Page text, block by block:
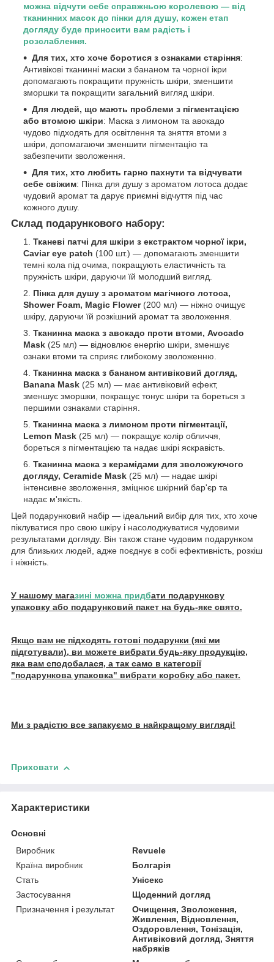
можна відчути себе справжньою королевою — від
тканинних масок до пінки для душу, кожен етап
догляду буде приносити вам радість і
розслаблення.
Для тих, хто хоче боротися з ознаками старіння:
Антивікові тканинні маски з бананом та чорної ікри
допомагають покращити пружність шкіри, зменшити
зморшки та покращити загальний вигляд шкіри.
Для людей, що мають проблеми з пігментацією
або втомою шкіри: Маска з лимоном та авокадо
чудово підходять для освітлення та зняття втоми з
шкіри, допомагаючи зменшити пігментацію та
забезпечити зволоження.
Для тих, хто любить гарно пахнути та відчувати
себе свіжим: Пінка для душу з ароматом лотоса додає
чудовий аромат та дарує приємні відчуття під час
кожного душу.
Склад подарункового набору:
Тканеві патчі для шкіри з екстрактом чорної ікри,
Caviar eye patch (100 шт.) — допомагають зменшити
темні кола під очима, покращують еластичність та
пружність шкіри, даруючи їй молодший вигляд.
Пінка для душу з ароматом магічного лотоса,
Shower Foam, Magic Flower(200 мл) — ніжно очищує
шкіру, даруючи їй розкішний аромат та зволоження.
Тканинна маска з авокадо проти втоми, Avocado
Mask (25 мл) — відновлює енергію шкіри, зменшує
ознаки втоми та сприяє глибокому зволоженню.
Тканинна маска з бананом антивіковий догляд,
Banana Mask (25 мл) — має антивіковий ефект,
зменшує зморшки, покращує тонус шкіри та бореться з
першими ознаками старіння.
Тканинна маска з лимоном проти пігментації,
Lemon Mask (25 мл) — покращує колір обличчя,
бореться з пігментацією та надає шкірі яскравість.
Тканинна маска з керамідами для зволожуючого
догляду, Ceramide Mask (25 мл) — надає шкірі
інтенсивне зволоження, зміцнює шкірний бар'єр та
надає м'якість.
Цей подарунковий набір — ідеальний вибір для тих, хто хоче
піклуватися про свою шкіру і насолоджуватися чудовими
результатами догляду. Він також стане чудовим подарунком
для близьких людей, адже поєднує в собі ефективність, розкіш
і ніжність.
У нашому магазині можна придбати подарункову
упаковку або подарунковий пакет на будь-яке свято.
Якщо вам не підходять готові подарунки (які ми
підготували), ви можете вибрати будь-яку продукцію,
яка вам сподобалася, а так само в категорії
"подарункова упаковка" вибрати коробку або пакет.
Ми з радістю все запакуємо в найкращому вигляді!
Приховати
Характеристики
Основні
Виробник
Revuele
Країна виробник
Болгарія
Стать
Унісекс
Застосування
Щоденний догляд
Призначення і результат
Очищення, Зволоження,
Живлення, Відновлення,
Оздоровлення, Тонізація,
Антивіковий догляд, Зняття
набряків